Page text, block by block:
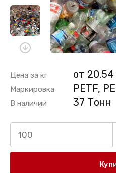
Цена за кг от
Маркировка PETF,
В наличии 37 Тонн